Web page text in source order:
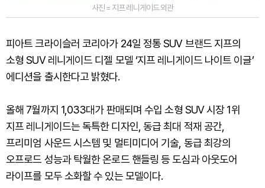
사진 = 지프 레니게이드 외관
피아트 크라이슬러 코리아가 24일 정통 SUV 브랜드 지프의
소형 SUV 레니게이드 디젤 모델 ‘지프 레니게이드 나이트 이글’
에디션을 출시한다고 밝혔다.
올해 7월까지 1,033대가 판매되며 수입 소형 SUV 시장 1위
지프 레니게이드는 독특한 디자인, 동급 최대 적재 공간,
프리미엄 사운드 시스템 및 멀티미디어 기술, 동급 최강의
오프로드 성능과 탁월한 온로드 핸들링 등 도심과 아웃도어
라이프를 모두 소화할 수 있는 모델이다.